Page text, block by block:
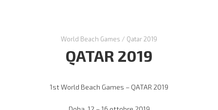
World Beach Games / Qatar 2019
QATAR 2019
1st World Beach Games – QATAR 2019